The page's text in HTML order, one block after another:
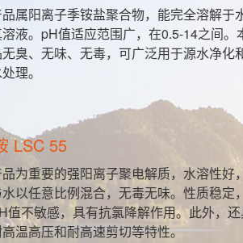
属阳离子季铵盐聚合物，能完全溶解于水
液。pH值适应范围广，在0.5-14之间。本
臭、无味、无毒，可广泛用于源水净化和
理。
LSC 55
重要的强阳离子聚电解质，水溶性好，
以任意比例混合，无毒无味。性质稳定，
不敏感，具有抗氯降解作用。此外，还具
温高压和耐高速剪切等特性。